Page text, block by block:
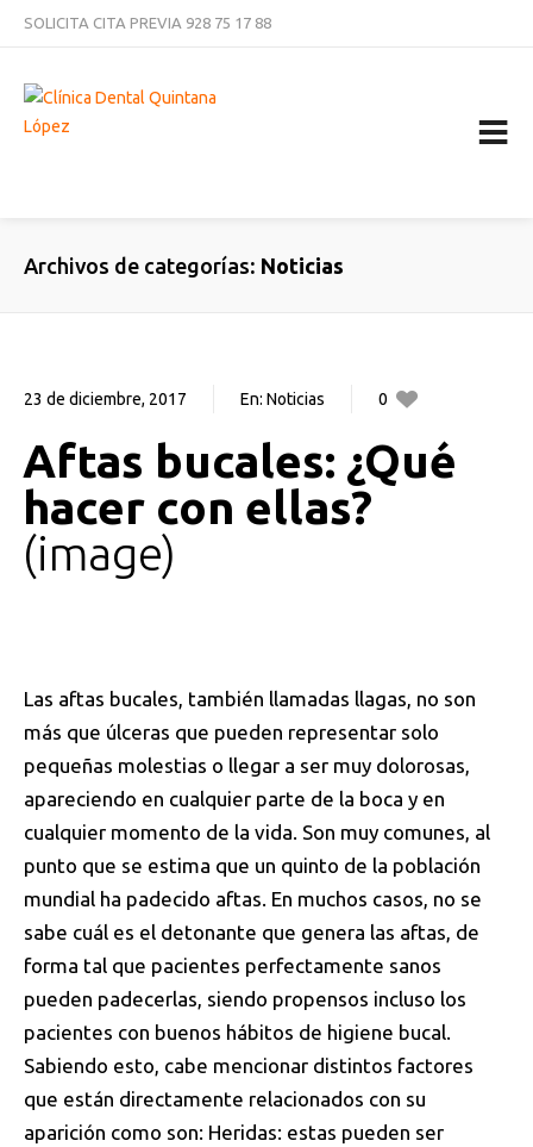
SOLICITA CITA PREVIA 928 75 17 88
Archivos de categorías Noticias
23 de diciembre, 2017 En: Noticias
0
Aftas bucales: ¿Qué
hacer con ellas?
image
Las aftas bucales, también llamadas llagas, no son
más que úlceras que pueden representar solo
pequeñas molestias o llegar a ser muy dolorosas,
apareciendo en cualquier parte de la boca y en
cualquier momento de la vida. Son muy comunes, al
punto que se estima que un quinto de la población
mundial ha padecido aftas. En muchos casos, no se
sabe cuál es el detonante que genera las aftas, de
forma tal que pacientes perfectamente sanos
pueden padecerlas, siendo propensos incluso los
pacientes con buenos hábitos de higiene bucal.
Sabiendo esto, cabe mencionar distintos factores
que están directamente relacionados con su
aparición como son: Heridas: estas pueden ser